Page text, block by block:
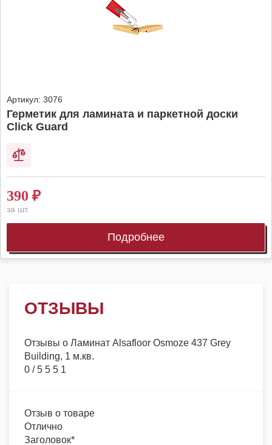
Артикул: 3076
Герметик для ламината и паркетной доски
Click Guard
390 ₽
за шт.
Подробнее
ОТЗЫВЫ
Отзывы о Ламинат Alsafloor Osmoze 437 Grey
Building, 1 м.кв.
0 /5 5 5 1
Отзыв о товаре
Отлично
Заголовок*